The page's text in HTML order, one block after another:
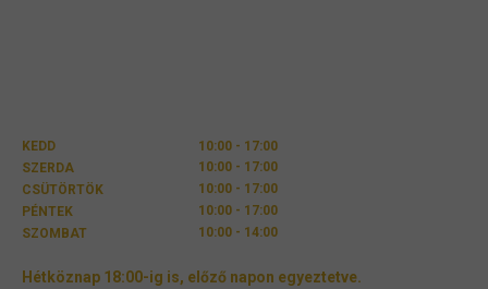
KEDD
10:00 - 17:00
SZERDA
10:00 - 17:00
CSÜTÖRTÖK
10:00 - 17:00
PÉNTEK
10:00 - 17:00
SZOMBAT
10:00 - 14:00
Hétköznap 18:00-ig is, előző napon egyeztetve.